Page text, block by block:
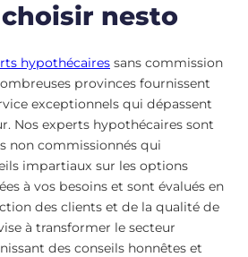
nesto
hypothécaires sans commission
provinces fournissent
exceptionnels qui dépassent
Nos experts hypothécaires sont
non commissionnés qui
impartiaux sur les options
à vos besoins et sont évalués en
des clients et de la qualité de
à transformer le secteur
des conseils honnêtes et